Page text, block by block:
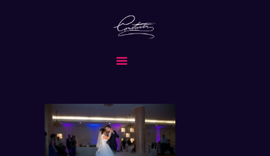
CONSTANTIN & BAND
FORMATIA ALEASA PENTRU EVENIMENTUL TAU SPECIAL
DESPRE NOI
SERVICII
MEDIA